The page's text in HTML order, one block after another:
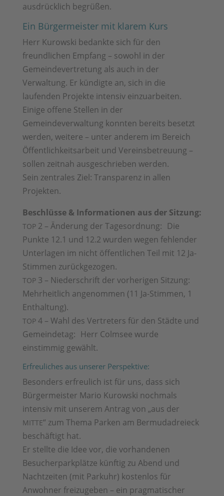
ausdrücklich begrüßen.
Ein Bürgermeister mit klarem Kurs
Herr Kurowski bedankte sich für den
freundlichen Empfang – sowohl in der
Gemeindevertretung als auch in der
Verwaltung. Er kündigte an, sich in die
laufenden Projekte intensiv einzuarbeiten.
Einige offene Stellen in der
Gemeindeverwaltung konnten bereits besetzt
werden, weitere – unter anderem im Bereich
Öffentlichkeitsarbeit und Vereinsbetreuung –
sollen zeitnah ausgeschrieben werden.
Sein zentrales Ziel: Transparenz in allen
Projekten.
Beschlüsse & Informationen aus der Sitzung:
TOP2 – Änderung der Tagesordnung: Die
Punkte 12.1 und 12.2 wurden wegen fehlender
Unterlagen im nicht öffentlichen Teil mit 12 Ja-
Stimmen zurückgezogen.
TOP3 – Niederschrift der vorherigen Sitzung:
Mehrheitlich angenommen (11 Ja-Stimmen, 1
Enthaltung).
TOP4 – Wahl des Vertreters für den Städte und
Gemeindetag: Herr Colmsee wurde
einstimmig gewählt.
Erfreuliches aus unserer Perspektive:
Besonders erfreulich ist für uns, dass sich
Bürgermeister Mario Kurowski nochmals
intensiv mit unserem Antrag von „aus der
MITTE“ zum Thema Parken am Bermudadreieck
beschäftigt hat.
Er stellte die Idee vor, die vorhandenen
Besucherparkplätze künftig zu Abend und
Nachtzeiten (mit Parkuhr) kostenlos für
Anwohner freizugeben – ein pragmatischer